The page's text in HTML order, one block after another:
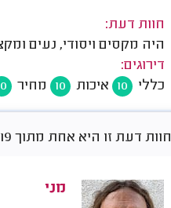
חוות דעת:
היה מקסים ויסודי, נעים
דירוגים:
כללי
10 איכות 10 מחיר
חוות דעת זו היא אחת מתוך 19 על עסק זה:
מני